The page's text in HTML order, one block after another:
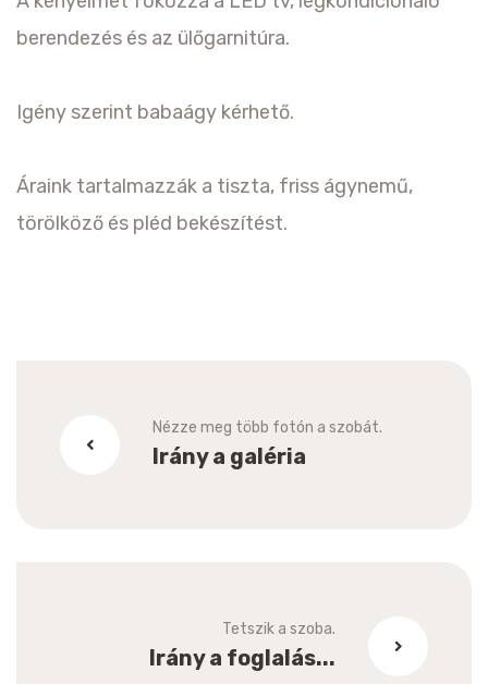
berendezés és az ülőgarnitúra.
Igény szerint babaágy kérhető.
Áraink tartalmazzák a tiszta, friss ágynemű,
törölköző és pléd bekészítést.
Nézze meg több fotón a szobát.
Irány a galéria
Tetszik a szoba.
Irány a foglalás...